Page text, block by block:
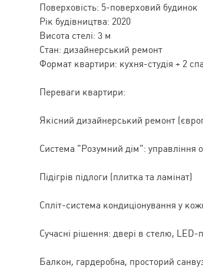
Поверховість: 5-поверховий будинок
Рік будівництва: 2020
Висота стелі: 3 м
Стан: дизайнерський ремонт
Формат квартири: кухня-студія + 2
Переваги квартири:
Якісний дизайнерський ремонт
Система "Розумний дім": управління
Підігрів підлоги (плитка та ламінат)
Спліт-система кондиціонування у
Сучасні рішення: двері в стелю, LED-
Балкон, гардеробна, просторий